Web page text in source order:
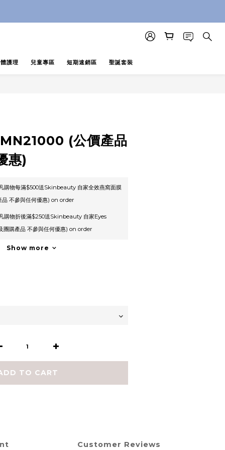
及團購產品 不參與任何優惠)
護理 兒童專區 短期速銷區 聖誕套裝
(公價產品
惠)
購物每滿$500送Skinbeauty 自家全效燕窩面膜
品 不參與任何優惠) on order
購物折後滿$250送Skinbeauty 自家Eyes
團購產品 不參與任何優惠) on order
Show more
TO CART
Customer Reviews